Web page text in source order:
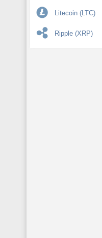
Litecoin (LTC)
Ripple (XRP)